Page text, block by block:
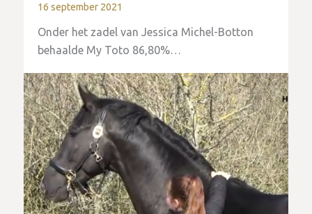
16 september 2021
Onder het zadel van Jessica Michel-Botton
behaalde My Toto 86,80%…